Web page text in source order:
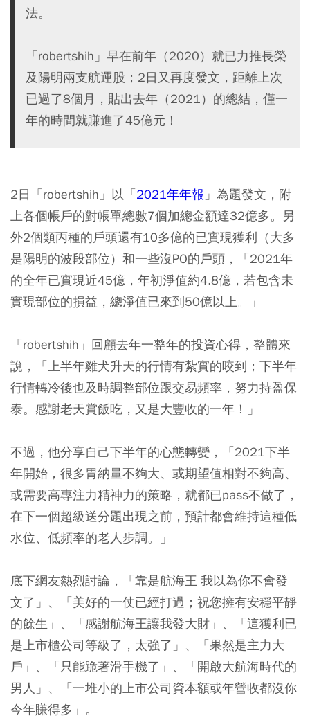
法。
「robertshih」早在前年（2020）就已力推長榮
及陽明兩支航運股；2日又再度發文，距離上次
已過了8個月，貼出去年（2021）的總結，僅一
年的時間就賺進了45億元！
2日「robertshih」以「2021年年報 」為題發文，附
上各個帳戶的對帳單總數7個加總金額達32億多。另
外2個類丙種的戶頭還有10多億的已實現獲利（大多
是陽明的波段部位）和一些沒PO的戶頭，「2021年
的全年已實現近45億，年初淨值約4.8億，若包含未
實現部位的損益，總淨值已來到50億以上。」
「robertshih」回顧去年一整年的投資心得，整體來
說，「上半年雞犬升天的行情有紮實的咬到；下半年
行情轉冷後也及時調整部位跟交易頻率，努力持盈保
泰。感謝老天賞飯吃，又是大豐收的一年！」
不過，他分享自己下半年的心態轉變，「2021下半
年開始，很多胃納量不夠大、或期望值相對不夠高、
或需要高專注力精神力的策略，就都已pass不做了，
在下一個超級送分題出現之前，預計都會維持這種低
水位、低頻率的老人步調。」
底下網友熱烈討論，「靠是航海王 我以為你不會發
文了」、「美好的一仗已經打過；祝您擁有安穩平靜
的餘生」、「感謝航海王讓我發大財」、「這獲利已
是上市櫃公司等級了，太強了」、「果然是主力大
戶」、「只能跪著滑手機了」、「開啟大航海時代的
男人」、「一堆小的上市公司資本額或年營收都沒你
今年賺得多」。